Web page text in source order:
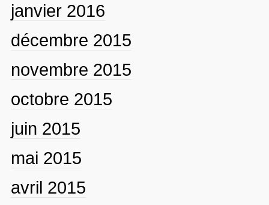
janvier 2016
décembre 2015
novembre 2015
octobre 2015
juin 2015
mai 2015
avril 2015